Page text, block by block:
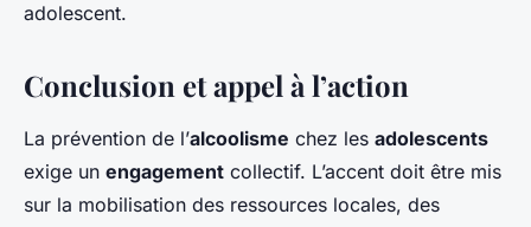
adolescent.
Conclusion et appel à l’action
La prévention de l’alcoolisme chez les adolescents
exige un engagement collectif. L’accent doit être mis
sur la mobilisation des ressources locales, des